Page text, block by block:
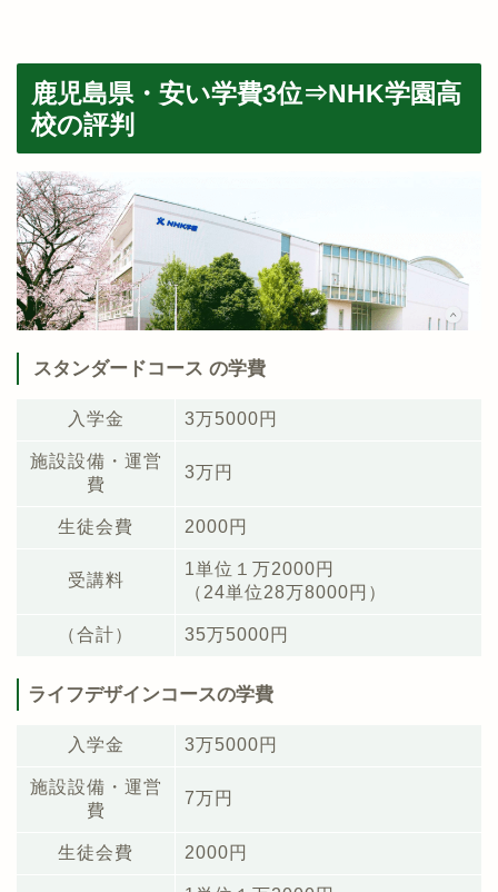
鹿児島県・安い学費3位⇒NHK学園高
校の評判
スタンダードコース の学費
入学金 3万5000円
施設設備・運営
費
3万円
生徒会費 2000円
受講料
1単位１万2000円
（24単位28万8000円）
（合計） 35万5000円
ライフデザインコースの学費
入学金 3万5000円
施設設備・運営
費
7万円
生徒会費 2000円